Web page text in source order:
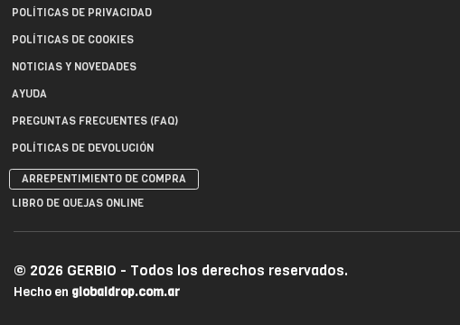
POLÍTICAS DE PRIVACIDAD
POLÍTICAS DE COOKIES
NOTICIAS Y NOVEDADES
AYUDA
PREGUNTAS FRECUENTES (FAQ)
POLÍTICAS DE DEVOLUCIÓN
ARREPENTIMIENTO DE COMPRA
LIBRO DE QUEJAS ONLINE
© 2026 GERBIO - Todos los derechos reservados.
Hecho en globaldrop.com.ar